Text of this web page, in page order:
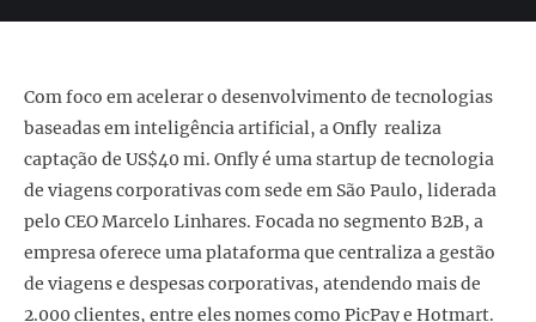
Com foco em acelerar o desenvolvimento de tecnologias
baseadas em inteligência artificial, a Onfly realiza
captação de US$40 mi. Onfly é uma startup de tecnologia
de viagens corporativas com sede em São Paulo, liderada
pelo CEO Marcelo Linhares. Focada no segmento B2B, a
empresa oferece uma plataforma que centraliza a gestão
de viagens e despesas corporativas, atendendo mais de
2.000 clientes, entre eles nomes como PicPay e Hotmart.